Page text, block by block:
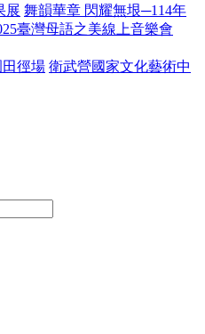
展 舞韻華章 閃耀無垠─114年
臺灣母語之美線上音樂會
徑場 衛武營國家文化藝術中